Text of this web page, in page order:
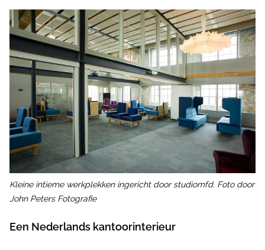
Kleine intieme werkplekken ingericht door studiomfd. Foto door
John Peters Fotografie
Een Nederlands kantoorinterieur